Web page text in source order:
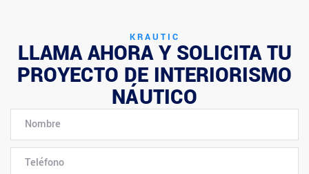
KRAUTIC
LLAMA AHORA Y SOLICITA TU
PROYECTO DE INTERIORISMO
NÁUTICO